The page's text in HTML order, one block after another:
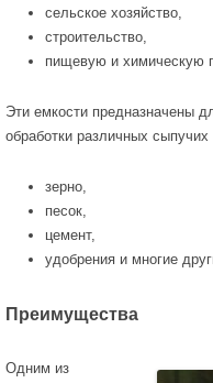
сельское хозяйство,
строительство,
пищевую и химическую
Эти емкости предназначены
обработки различных
зерно,
песок,
цемент,
удобрения и многие
Преимущества
Одним из